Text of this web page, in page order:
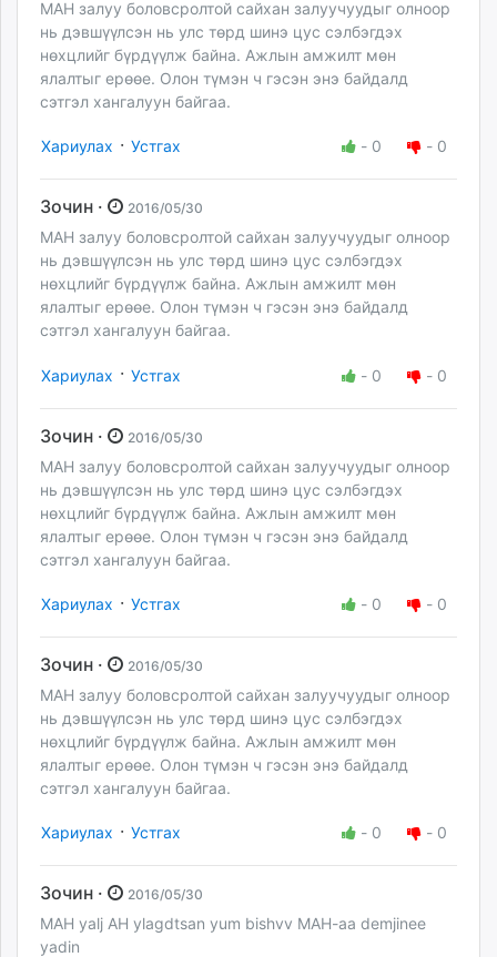
МАН залуу боловсролтой сайхан залуучуудыг олноор
нь дэвшүүлсэн нь улс төрд шинэ цус сэлбэгдэх
нөхцлийг бүрдүүлж байна. Ажлын амжилт мөн
ялалтыг ерөөе. Олон түмэн ч гэсэн энэ байдалд
сэтгэл хангалуун байгаа.
Хариулах · Устгах - 0 - 0
Зочин · 2016/05/30
МАН залуу боловсролтой сайхан залуучуудыг олноор
нь дэвшүүлсэн нь улс төрд шинэ цус сэлбэгдэх
нөхцлийг бүрдүүлж байна. Ажлын амжилт мөн
ялалтыг ерөөе. Олон түмэн ч гэсэн энэ байдалд
сэтгэл хангалуун байгаа.
Хариулах · Устгах - 0 - 0
Зочин · 2016/05/30
МАН залуу боловсролтой сайхан залуучуудыг олноор
нь дэвшүүлсэн нь улс төрд шинэ цус сэлбэгдэх
нөхцлийг бүрдүүлж байна. Ажлын амжилт мөн
ялалтыг ерөөе. Олон түмэн ч гэсэн энэ байдалд
сэтгэл хангалуун байгаа.
Хариулах · Устгах - 0 - 0
Зочин · 2016/05/30
МАН залуу боловсролтой сайхан залуучуудыг олноор
нь дэвшүүлсэн нь улс төрд шинэ цус сэлбэгдэх
нөхцлийг бүрдүүлж байна. Ажлын амжилт мөн
ялалтыг ерөөе. Олон түмэн ч гэсэн энэ байдалд
сэтгэл хангалуун байгаа.
Хариулах · Устгах - 0 - 0
Зочин · 2016/05/30
MAH yalj AH ylagdtsan yum bishvv MAH-aa demjinee
yadin